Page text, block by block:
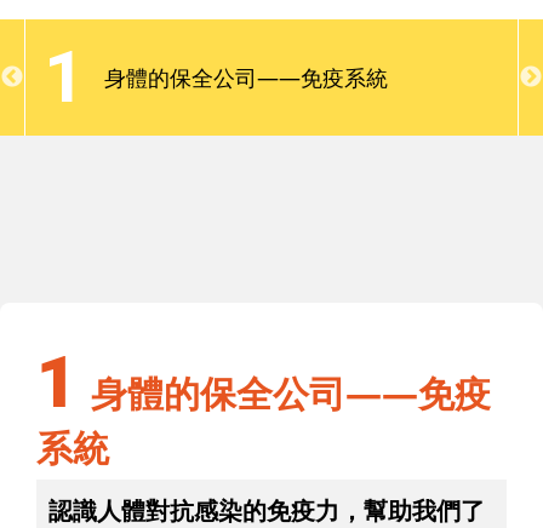
1 身體的保全公司——免疫系統
疾病侵襲的機會。
1 身體的保全公司——免疫
系統
認識人體對抗感染的免疫力，幫助我們了